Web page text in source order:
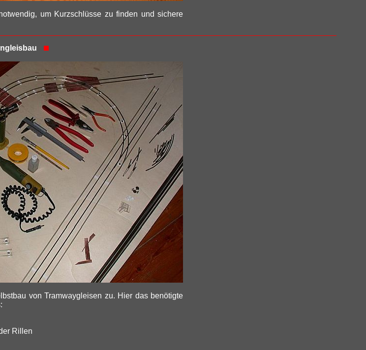
um Kurzschlüsse zu finden und sichere
von Tramwaygleisen zu. Hier das benötigte
Rillen